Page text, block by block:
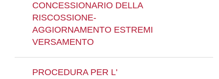
CONCESSIONARIO DELLA
RISCOSSIONE-
AGGIORNAMENTO ESTREMI
VERSAMENTO
PROCEDURA PER L'